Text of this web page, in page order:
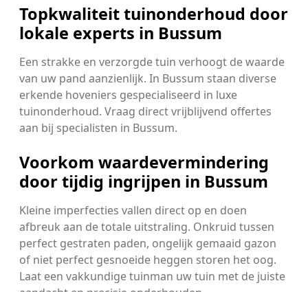
Topkwaliteit tuinonderhoud door
lokale experts in Bussum
Een strakke en verzorgde tuin verhoogt de waarde
van uw pand aanzienlijk. In Bussum staan diverse
erkende hoveniers gespecialiseerd in luxe
tuinonderhoud. Vraag direct vrijblijvend offertes
aan bij specialisten in Bussum.
Voorkom waardevermindering
door tijdig ingrijpen in Bussum
Kleine imperfecties vallen direct op en doen
afbreuk aan de totale uitstraling. Onkruid tussen
perfect gestraten paden, ongelijk gemaaid gazon
of niet perfect gesnoeide heggen storen het oog.
Laat een vakkundige tuinman uw tuin met de juiste